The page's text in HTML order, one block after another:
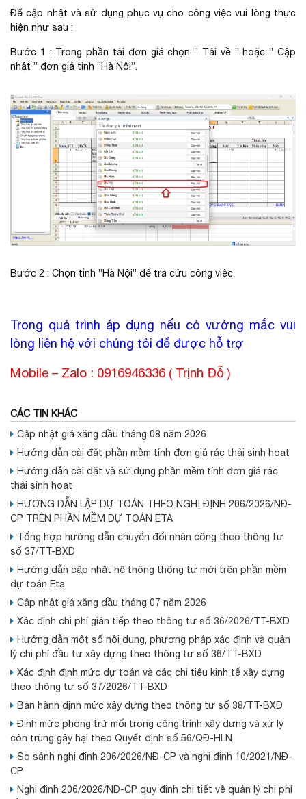
Để cập nhật và sử dụng phục vụ cho công việc vui lòng thực
hiện như sau :
Bước 1 : Trong phần tải đơn giá chọn ” Tải về ” hoặc ” Cập
nhật ” đơn giá tỉnh ”Hà Nội”.
Bước 2 : Chọn tỉnh ”Hà Nội” để tra cứu công việc.
Trong quá trình áp dụng nếu có vướng mắc vui
lòng liên hệ với chúng tôi để được hỗ trợ
Mobile – Zalo : 0916946336 ( Trịnh Đỗ )
CÁC TIN KHÁC
Cập nhật giá xăng dầu tháng 08 năm 2026
Hướng dẫn cài đặt phần mềm tính đơn giá rác thải sinh hoạt
Hướng dẫn cài đặt và sử dụng phần mềm tính đơn giá rác
thải sinh hoạt
HƯỚNG DẪN LẬP DỰ TOÁN THEO NGHỊ ĐỊNH 206/2026/NĐ-
CP TRÊN PHẦN MỀM DỰ TOÁN ETA
Tổng hợp hướng dẫn chuyển đổi nhân công theo thông tư
số 37/TT-BXD
Hướng dẫn cập nhật hệ thông thông tư mới trên phần mềm
dự toán Eta
Cập nhật giá xăng dầu tháng 07 năm 2026
Xác định chi phí gián tiếp theo thông tư số 36/2026/TT-BXD
Hướng dẫn một số nội dung, phương pháp xác định và quản
lý chi phí đầu tư xây dựng theo thông tư số 36/TT-BXD
Xác định định mức dự toán và các chỉ tiêu kinh tế xây dựng
theo thông tư số 37/2026/TT-BXD
Ban hành định mức xây dựng theo thông tư số 38/TT-BXD
Định mức phòng trừ mối trong công trình xây dựng và xử lý
côn trùng gây hại theo Quyết định số 56/QĐ-HLN
So sánh nghị định 206/2026/NĐ-CP và nghị định 10/2021/NĐ-
CP
Nghị định 206/2026/NĐ-CP quy định chi tiết về quản lý chi phí